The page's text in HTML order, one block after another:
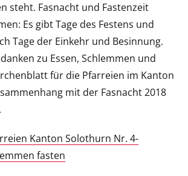
steht. Fasnacht und Fastenzeit
Es gibt Tage des Festens und
Tage der Einkehr und Besinnung.
zu Essen, Schlemmen und
für die Pfarreien im Kanton
mit der Fasnacht 2018
Kanton Solothurn Nr. 4-
fasten